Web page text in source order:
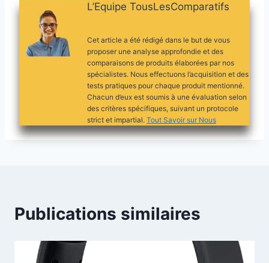
L’Equipe TousLesComparatifs
Cet article a été rédigé dans le but de vous
proposer une analyse approfondie et des
comparaisons de produits élaborées par nos
spécialistes. Nous effectuons l’acquisition et des
tests pratiques pour chaque produit mentionné.
Chacun d’eux est soumis à une évaluation selon
des critères spécifiques, suivant un protocole
strict et impartial. Tout Savoir sur Nous
Publications similaires